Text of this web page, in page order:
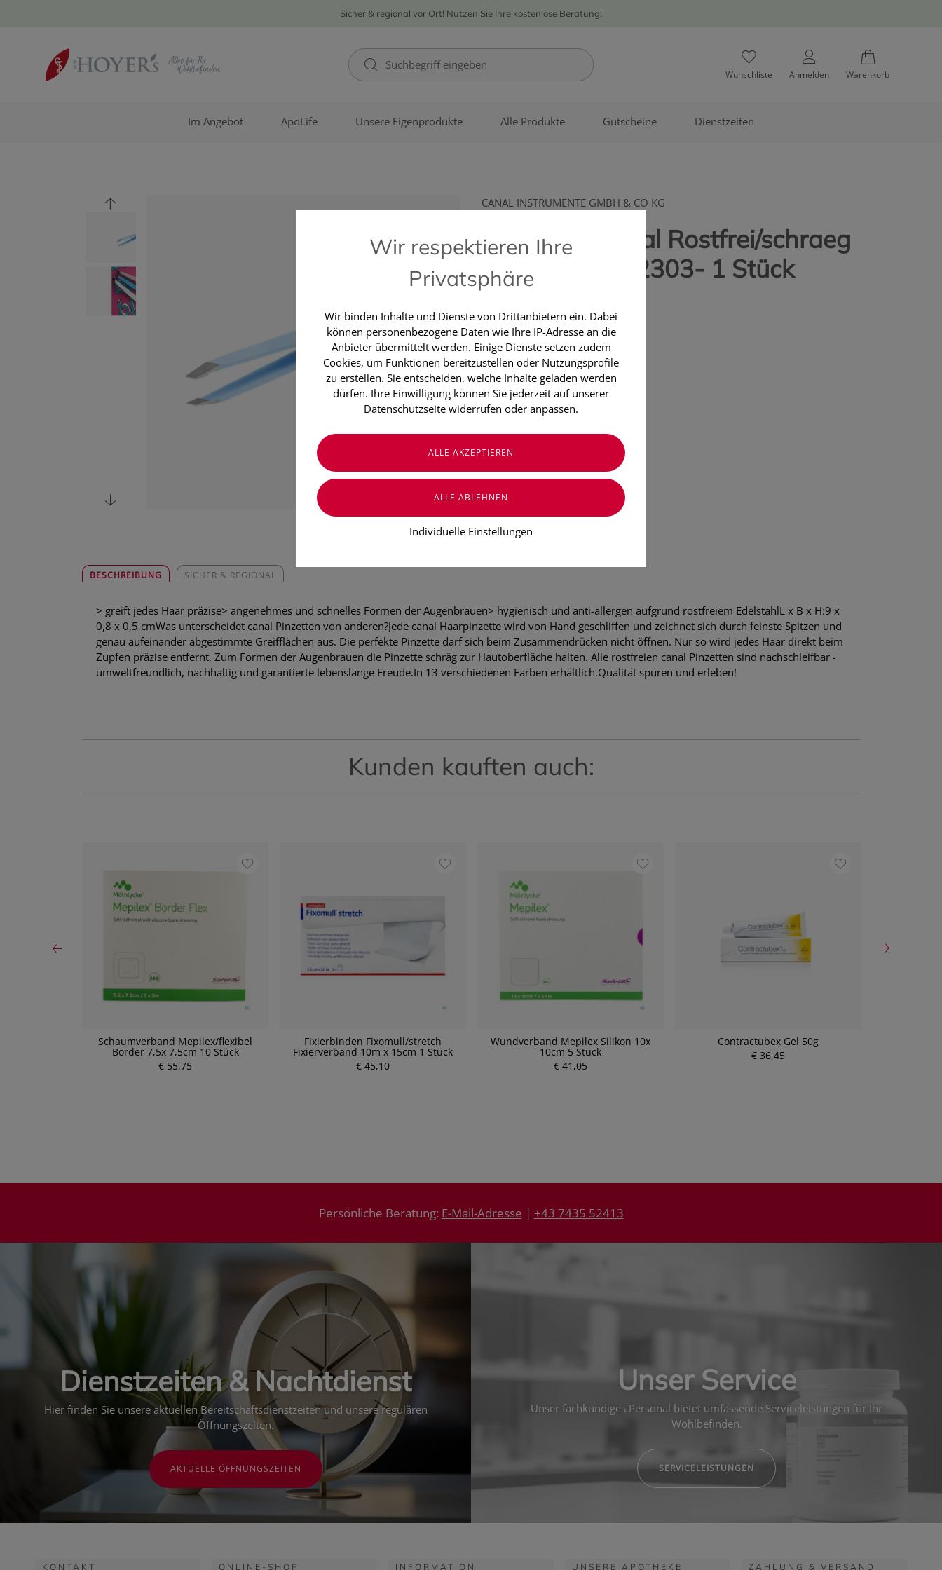
Sicher & regional vor Ort! Nutzen Sie Ihre kostenlose Beratung!
Wunschliste Anmelden Warenkorb
Im Angebot ApoLife Unsere Eigenprodukte Alle Produkte Gutscheine Dienstzeiten
CANAL INSTRUMENTE GMBH & CO KG
Pinzetten Canal Rostfrei/schraeg
9cm Hellblau 2303- 1 Stück
€ 19,90
€ 19,90 / Stück
Preis inkl. MwSt.
zzgl. Versandkosten
BESCHREIBUNG SICHER & REGIONAL
> greift jedes Haar präzise> angenehmes und schnelles Formen der Augenbrauen> hygienisch und anti-allergen aufgrund rostfreiem EdelstahlL x B x H:9 x
0,8 x 0,5 cmWas unterscheidet canal Pinzetten von anderen?Jede canal Haarpinzette wird von Hand geschliffen und zeichnet sich durch feinste Spitzen und
genau aufeinander abgestimmte Greifflächen aus. Die perfekte Pinzette darf sich beim Zusammendrücken nicht öffnen. Nur so wird jedes Haar direkt beim
Zupfen präzise entfernt. Zum Formen der Augenbrauen die Pinzette schräg zur Hautoberfläche halten. Alle rostfreien canal Pinzetten sind nachschleifbar -
umweltfreundlich, nachhaltig und garantierte lebenslange Freude.In 13 verschiedenen Farben erhältlich.Qualität spüren und erleben!
Kunden kauften auch:
Schaumverband Mepilex/flexibel
Border 7,5x 7,5cm 10 Stück
€ 55,75
Fixierbinden Fixomull/stretch
Fixierverband 10m x 15cm 1 Stück
€ 45,10
Wundverband Mepilex Silikon 10x
10cm 5 Stück
€ 41,05
Contractubex Gel 50g
€ 36,45
P
P
P
r
Wir respektieren Ihre
Privatsphäre
Wir binden Inhalte und Dienste von Drittanbietern ein. Dabei
können personenbezogene Daten wie Ihre IP-Adresse an die
Anbieter übermittelt werden. Einige Dienste setzen zudem
Cookies, um Funktionen bereitzustellen oder Nutzungsprofile
zu erstellen. Sie entscheiden, welche Inhalte geladen werden
dürfen. Ihre Einwilligung können Sie jederzeit auf unserer
Datenschutzseite widerrufen oder anpassen.
Individuelle Einstellungen
Persönliche Beratung: E-Mail-Adresse | +43 7435 52413
Dienstzeiten & Nachtdienst
Hier finden Sie unsere aktuellen Bereitschaftsdienstzeiten und unsere regulären
Öffnungszeiten.
AKTUELLE ÖFFNUNGSZEITEN
Unser Service
Unser fachkundiges Personal bietet umfassende Serviceleistungen für Ihr
Wohlbefinden.
SERVICELEISTUNGEN
KONTAKT ONLINE-SHOP INFORMATION UNSERE APOTHEKE ZAHLUNG & VERSAND